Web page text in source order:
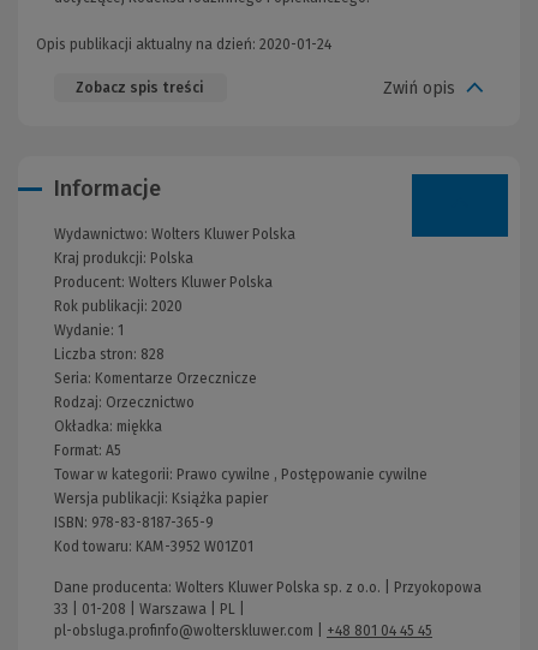
Opis publikacji aktualny na dzień: 2020-01-24
Zobacz spis treści Zwiń opis
Informacje
Wydawnictwo: Wolters Kluwer Polska
Kraj produkcji: Polska
Producent: Wolters Kluwer Polska
Rok publikacji: 2020
Wydanie: 1
Liczba stron: 828
Seria: Komentarze Orzecznicze
Rodzaj: Orzecznictwo
Okładka: miękka
Format: A5
Towar w kategorii: Prawo cywilne , Postępowanie cywilne
Wersja publikacji: Książka papier
ISBN: 978-83-8187-365-9
Kod towaru: KAM-3952 W01Z01
Dane producenta: Wolters Kluwer Polska sp. z o.o. | Przyokopowa
33 | 01-208 | Warszawa | PL |
pl-obsluga.profinfo@wolterskluwer.com
+48 801 04 45 45